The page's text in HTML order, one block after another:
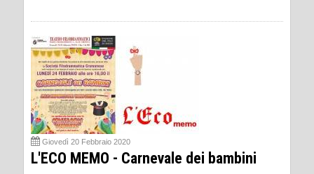
Giovedì 20 Febbraio 2020
L'ECO MEMO - Carnevale dei bambini